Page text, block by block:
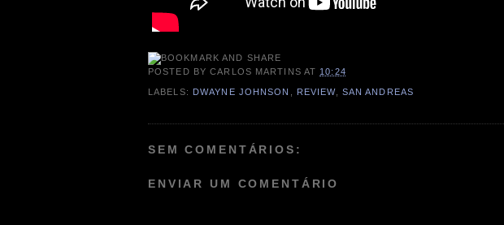
POSTED BYCARLOS MARTINS AT 10:24
LABELS: DWAYNE JOHNSON REVIEW, SAN ANDREAS
SEM COMENTÁRIOS:
ENVIAR UM COMENTÁRIO